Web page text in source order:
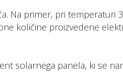
Na primer, pri temperaturi
količine proizvedene
solarnega panela, ki se